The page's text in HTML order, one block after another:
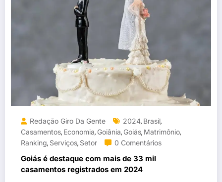
Redação Giro Da Gente 2024, Brasil,
Casamentos, Economia, Goiânia, Goiás, Matrimônio,
Ranking, Serviços, Setor 0 Comentários
Goiás é destaque com mais de 33 mil
casamentos registrados em 2024